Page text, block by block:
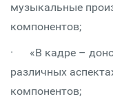
музыкальные
компонентов;
· «В кадре –
различных
компонентов;